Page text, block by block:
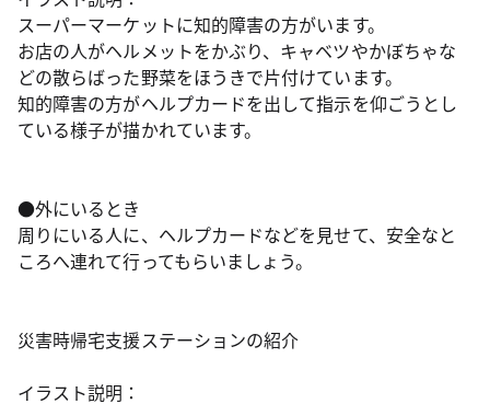
スーパーマーケットに知的障害の方がいます。
お店の人がヘルメットをかぶり、キャベツやかぼちゃな
どの散らばった野菜をほうきで片付けています。
知的障害の方がヘルプカードを出して指示を仰ごうとし
ている様子が描かれています。
●外にいるとき
周りにいる人に、ヘルプカードなどを見せて、安全なと
ころへ連れて行ってもらいましょう。
災害時帰宅支援ステーションの紹介
イラスト説明：